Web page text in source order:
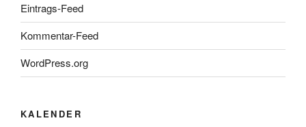
Eintrags-Feed
Kommentar-Feed
WordPress.org
KALENDER